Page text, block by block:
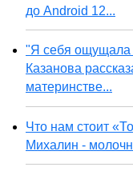
до Android 12...
"Я себя ощущала
Казанова
материнстве...
Что нам стоит
Михалин -